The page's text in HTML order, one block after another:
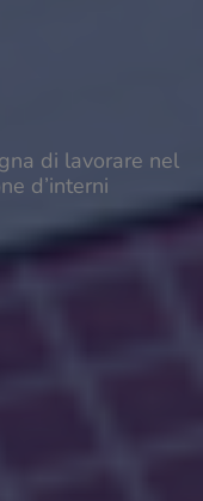
di lavorare nel
d’interni